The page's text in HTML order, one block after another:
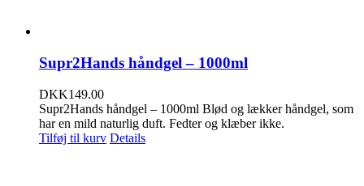
Supr2Hands håndgel – 1000ml
DKK149.00
Supr2Hands håndgel – 1000ml Blød og lækker håndgel, som
har en mild naturlig duft. Fedter og klæber ikke.
Tilføj til kurv Details